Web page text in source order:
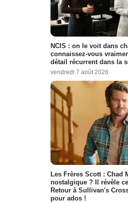
NCIS : on le voit dans
connaissez-vous
détail récurrent dans la
vendredi 7 août 2026
Les Frères Scott : Chad
nostalgique ? Il révèle
Retour à Sullivan's
pour ados !